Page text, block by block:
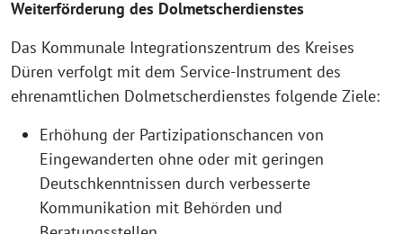
Weiterförderung des Dolmetscherdienstes
Das Kommunale Integrationszentrum des Kreises
Düren verfolgt mit dem Service-Instrument des
ehrenamtlichen Dolmetscherdienstes folgende Ziele:
Erhöhung der Partizipationschancen von
Eingewanderten ohne oder mit geringen
Deutschkenntnissen durch verbesserte
Kommunikation mit Behörden und